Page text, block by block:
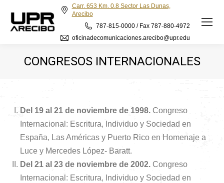
Carr. 653 Km. 0.8 Sector Las Dunas,
Arecibo
787-815-0000 / Fax 787-880-4972
oficinadecomunicaciones.arecibo@upr.edu
CONGRESOS INTERNACIONALES
Del 19 al 21 de noviembre de 1998. Congreso
Internacional: Escritura, Individuo y Sociedad en
España, Las Américas y Puerto Rico en Homenaje a
Luce y Mercedes López- Baratt.
Del 21 al 23 de noviembre de 2002. Congreso
Internacional: Escritura, Individuo y Sociedad en